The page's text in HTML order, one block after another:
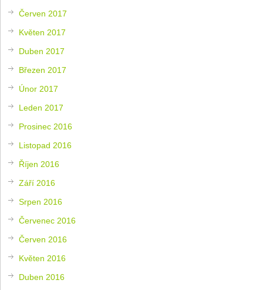
Červen 2017
Květen 2017
Duben 2017
Březen 2017
Únor 2017
Leden 2017
Prosinec 2016
Listopad 2016
Říjen 2016
Září 2016
Srpen 2016
Červenec 2016
Červen 2016
Květen 2016
Duben 2016